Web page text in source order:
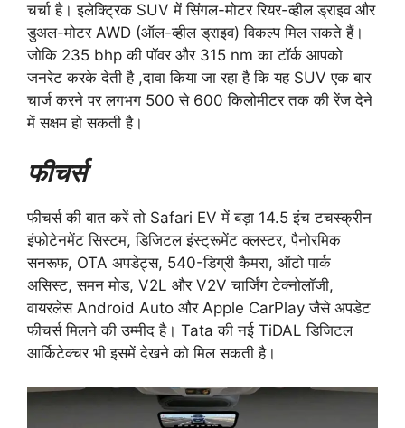
चर्चा है। इलेक्ट्रिक SUV में सिंगल-मोटर रियर-व्हील ड्राइव और
डुअल-मोटर AWD (ऑल-व्हील ड्राइव) विकल्प मिल सकते हैं।
जोकि 235 bhp की पॉवर और 315 nm का टॉर्क आपको
जनरेट करके देती है ,दावा किया जा रहा है कि यह SUV एक बार
चार्ज करने पर लगभग 500 से 600 किलोमीटर तक की रेंज देने
में सक्षम हो सकती है।
फीचर्स
फीचर्स की बात करें तो Safari EV में बड़ा 14.5 इंच टचस्क्रीन
इंफोटेनमेंट सिस्टम, डिजिटल इंस्ट्रूमेंट क्लस्टर, पैनोरमिक
सनरूफ, OTA अपडेट्स, 540-डिग्री कैमरा, ऑटो पार्क
असिस्ट, समन मोड, V2L और V2V चार्जिंग टेक्नोलॉजी,
वायरलेस Android Auto और Apple CarPlay जैसे अपडेट
फीचर्स मिलने की उम्मीद है। Tata की नई TiDAL डिजिटल
आर्किटेक्चर भी इसमें देखने को मिल सकती है।